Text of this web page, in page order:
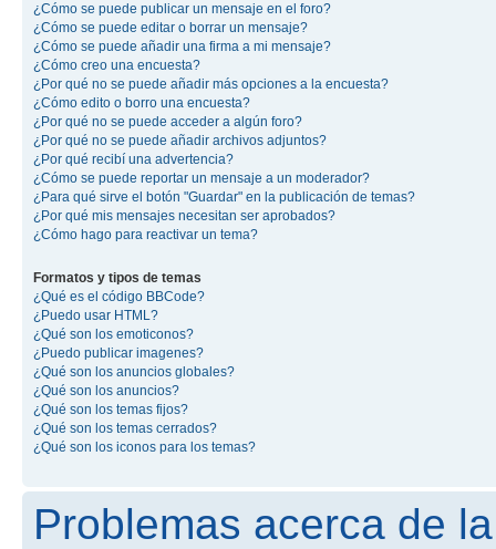
¿Cómo se puede publicar un mensaje en el foro?
¿Cómo se puede editar o borrar un mensaje?
¿Cómo se puede añadir una firma a mi mensaje?
¿Cómo creo una encuesta?
¿Por qué no se puede añadir más opciones a la encuesta?
¿Cómo edito o borro una encuesta?
¿Por qué no se puede acceder a algún foro?
¿Por qué no se puede añadir archivos adjuntos?
¿Por qué recibí una advertencia?
¿Cómo se puede reportar un mensaje a un moderador?
¿Para qué sirve el botón "Guardar" en la publicación de temas?
¿Por qué mis mensajes necesitan ser aprobados?
¿Cómo hago para reactivar un tema?
Formatos y tipos de temas
¿Qué es el código BBCode?
¿Puedo usar HTML?
¿Qué son los emoticonos?
¿Puedo publicar imagenes?
¿Qué son los anuncios globales?
¿Qué son los anuncios?
¿Qué son los temas fijos?
¿Qué son los temas cerrados?
¿Qué son los iconos para los temas?
Problemas acerca de